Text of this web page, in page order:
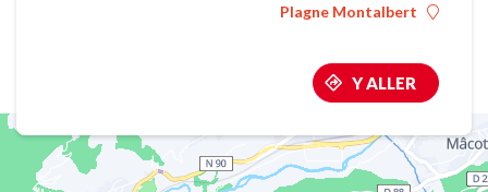
Plagne Montalbert
Y ALLER